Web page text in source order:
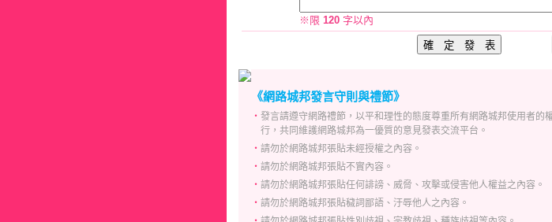
※限 120 字以內
《網路城邦發言守則與禮節》
‧ 發言請遵守網路禮節，以平和理性的態度尊重所有網路城邦使用者
行，共同維護網路城邦為一優質的意見發表交流平台。
‧ 請勿於網路城邦張貼未經授權之內容。
‧ 請勿於網路城邦張貼不實內容。
‧ 請勿於網路城邦張貼任何誹謗、威脅、攻擊或侵害他人權益之內容。
‧ 請勿於網路城邦張貼穢詞鄙語、汙辱他人之內容。